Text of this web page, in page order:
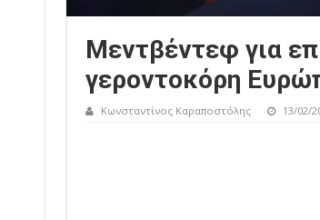
Μεντβέντεφ για
γεροντοκόρη
Κωνσταντίνος Καραποστόλης 13/02/